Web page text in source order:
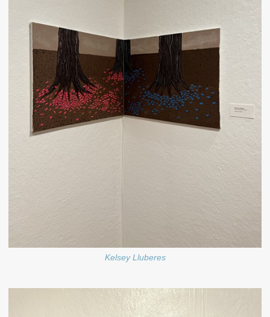
Kelsey Lluberes